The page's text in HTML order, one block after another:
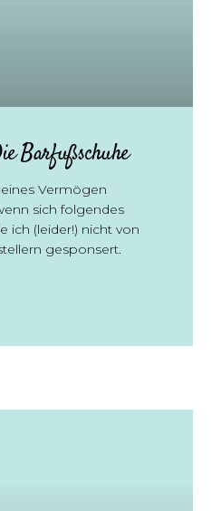
Barfußschuhe
Vermögen
sich folgendes
ich (leider!) nicht von
gesponsert.